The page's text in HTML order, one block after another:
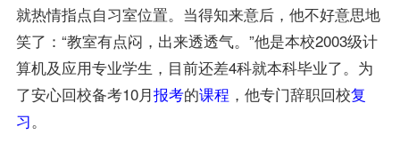
就热情指点自习室位置。当得知来意后，他不好意思地
笑了：“教室有点闷，出来透透气。”他是本校2003级计
算机及应用专业学生，目前还差4科就本科毕业了。为
了安心回校备考10月报考的课程 ，他专门辞职回校复
习。